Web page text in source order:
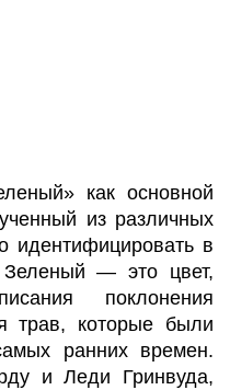
как основной
из различных
идентифицировать в
Зеленый — это цвет,
поклонения
трав, которые были
ранних времен.
и Леди Гринвуда,